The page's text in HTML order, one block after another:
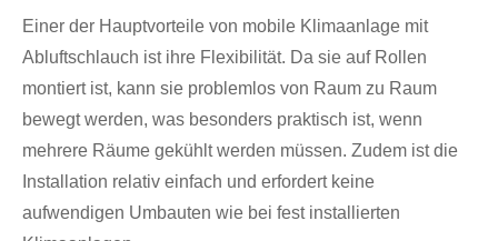
Einer der Hauptvorteile von mobile Klimaanlage mit
Abluftschlauch ist ihre Flexibilität. Da sie auf Rollen
montiert ist, kann sie problemlos von Raum zu Raum
bewegt werden, was besonders praktisch ist, wenn
mehrere Räume gekühlt werden müssen. Zudem ist die
Installation relativ einfach und erfordert keine
aufwendigen Umbauten wie bei fest installierten